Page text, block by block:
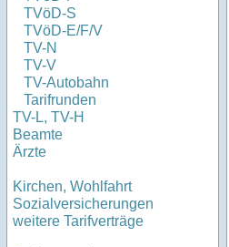
TVöD-S
TVöD-E/F/V
TV-N
TV-V
TV-Autobahn
Tarifrunden
TV-L, TV-H
Beamte
Ärzte
Kirchen, Wohlfahrt
Sozialversicherungen
weitere Tarifverträge